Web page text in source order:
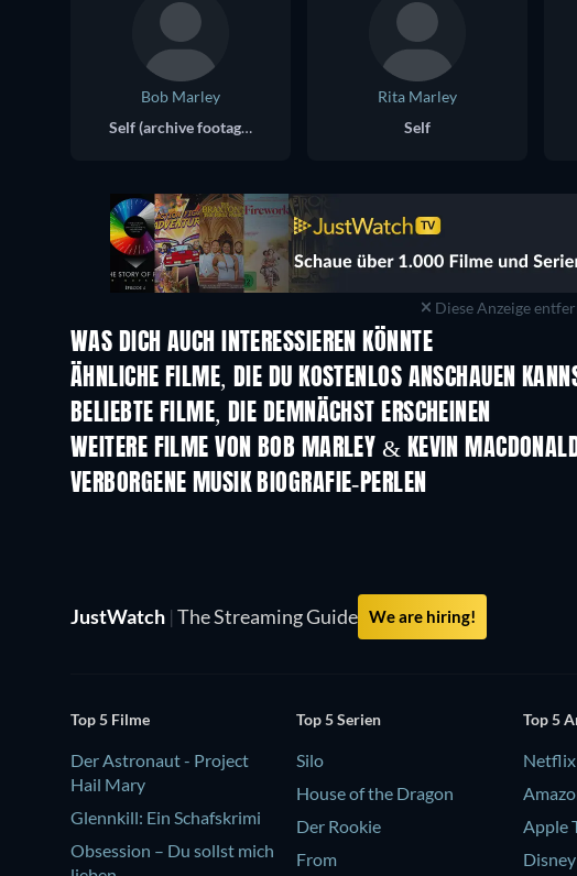
Bob Marley
Self (archive footage)
Rita Marley
Self
Diese Anzeige
WAS DICH AUCH INTERESSIEREN KÖNNTE
ÄHNLICHE FILME, DIE DU KOSTENLOS ANSCHAUEN
BELIEBTE FILME, DIE DEMNÄCHST ERSCHEINEN
WEITERE FILME VON BOB MARLEY & KEVIN
VERBORGENE MUSIK BIOGRAFIE-PERLEN
JustWatch | The Streaming Guide We are hiring!
Top 5 Filme
Der Astronaut - Project
Hail Mary
Glennkill: Ein Schafskrimi
Obsession – Du sollst mich
Top 5 Serien
Silo
House of the Dragon
Der Rookie
From
Top 5
Netflix
Apple